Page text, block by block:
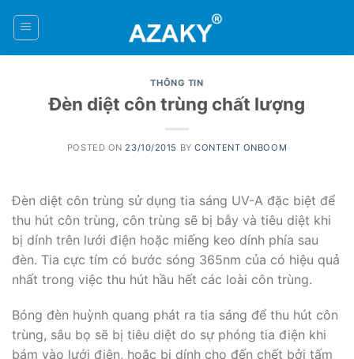
THÔNG TIN
Đèn diệt côn trùng chất lượng
POSTED ON 23/10/2015 BYCONTENT ONBOOM
Đèn diệt côn trùng sử dụng tia sáng UV-A đặc biệt để
thu hút côn trùng, côn trùng sẽ bị bẫy và tiêu diệt khi
bị dính trên lưới điện hoặc miếng keo dính phía sau
đèn. Tia cực tím có bước sóng 365nm của có hiệu quả
nhất trong việc thu hút hầu hết các loài côn trùng.
Bóng đèn huỳnh quang phát ra tia sáng để thu hút côn
trùng, sâu bọ sẽ bị tiêu diệt do sự phóng tia điện khi
bám vào lưới điện, hoặc bị dính cho đến chết bởi tấm